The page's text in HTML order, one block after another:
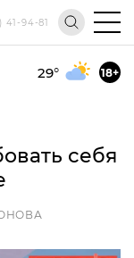
41-94-81
29° 18+
себя